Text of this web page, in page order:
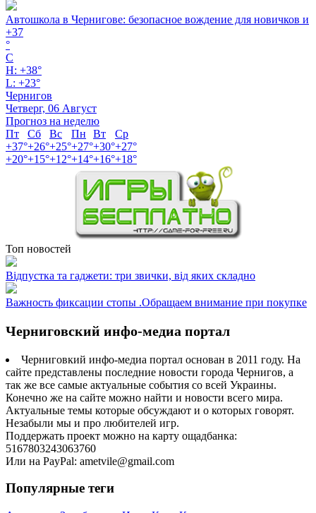
Автошкола в Чернигове: безопасное вождение для новичков и
+37
°
C
H: +38°
L: +23°
Чернигов
Четверг, 06 Август
Прогноз на неделю
Пт
Сб Вс Пн Вт
Ср
+37°+26°+25°+27°+30°+27°
+20°+15°+12°+14°+16°+18°
Топ новостей
Відпустка та гаджети: три звички, від яких складно
Важность фиксации стопы .Обращаем внимание при покупке
Черниговский инфо-медиа портал
Черниговкий инфо-медиа портал основан в 2011 году. На
сайте представлены последние новости города Чернигов, а
так же все самые актуальные события со всей Украины.
Конечно же на сайте можно найти и новости всего мира.
Актуальные темы которые обсуждают и о которых говорят.
Незабыли мы и про любителей игр.
Поддержать проект можно на карту ощадбанка:
5167803243063760
Или на PayPal: ametvile@gmail.com
Популярные теги